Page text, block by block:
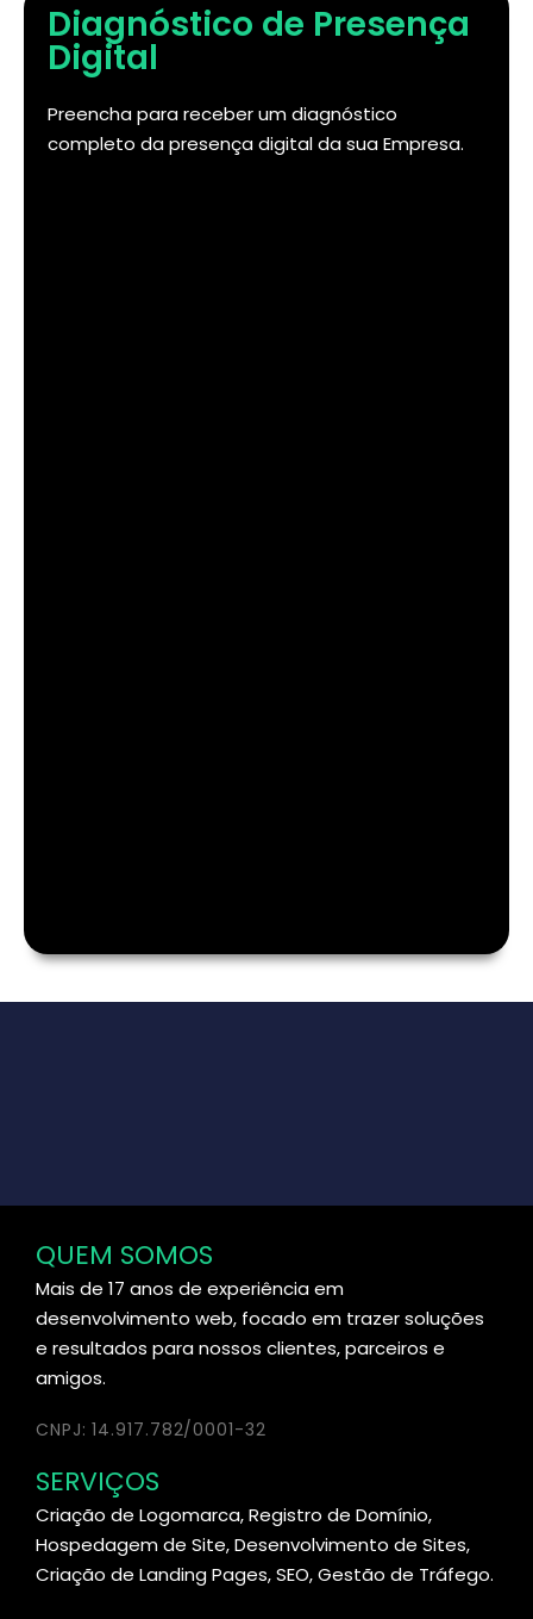
Diagnóstico de Presença
Digital
Preencha para receber um diagnóstico
completo da presença digital da sua Empresa.
QUEM SOMOS
Mais de 17 anos de experiência em
desenvolvimento web, focado em trazer soluções
e resultados para nossos clientes, parceiros e
amigos.
CNPJ: 14.917.782/0001-32
SERVIÇOS
Criação de Logomarca, Registro de Domínio,
Hospedagem de Site, Desenvolvimento de Sites,
Criação de Landing Pages, SEO, Gestão de Tráfego.